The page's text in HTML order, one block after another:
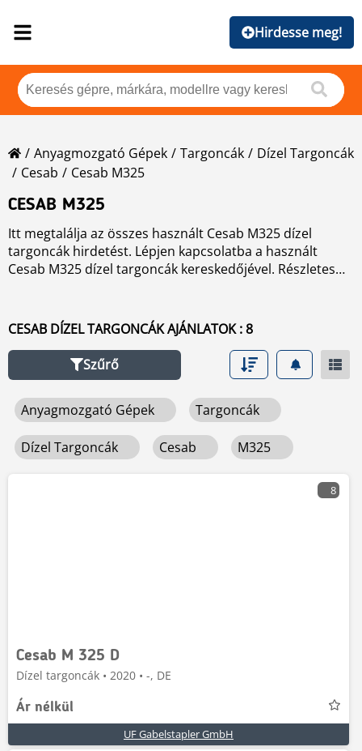
Hirdesse meg!
Anyagmozgató Gépek Targoncák
Dízel Targoncák
Cesab
Cesab M325
CESAB M325
Itt megtalálja az összes használt Cesab M325 dízel
targoncák hirdetést. Lépjen kapcsolatba a használt
Cesab M325 dízel targoncák kereskedőjével. Részletes
CESAB DÍZEL TARGONCÁK AJÁNLATOK : 8
Szűrő
Anyagmozgató Gépek Targoncák
Dízel Targoncák Cesab M325
8
Cesab M 325 D
Dízel targoncák • 2020 • -, DE
Ár nélkül
UF Gabelstapler GmbH